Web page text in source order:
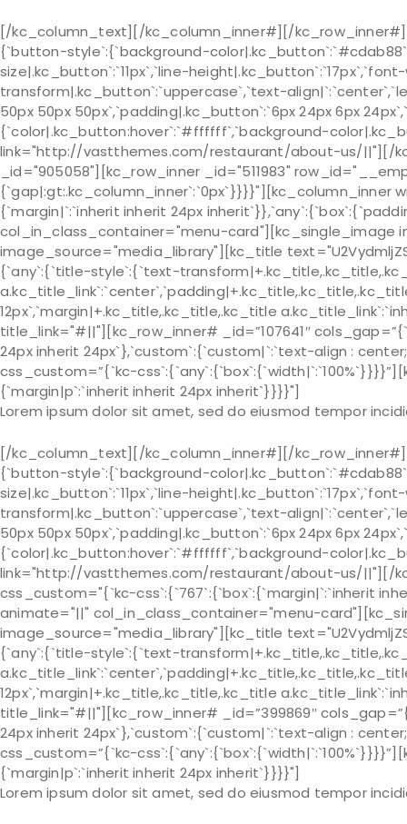
[/kc_column_text][/kc_column_inner#][/
{`button-style`:{`background-
size|.kc_button`:`11px`,`line-
transform|.kc_button`:`uppercase`,`text-
50px 50px 50px`,`padding|.kc_button`:`6px 24px 6px
{`color|.kc_button:hover`:`#ffffff`,`background-
link="http://vastthemes.com/restaurant/about-us/||"][/
_id="905058"][kc_row_inner _id="511983"
{`gap|:gt:.kc_column_inner`:`0px`}}}}"][kc_column_inner
{`margin|`:`inherit inherit 24px
col_in_class_container="menu-card"][kc_single_image
image_source="media_library"][kc_title
{`any`:{`title-style`:{`text-
12px`,`margin|+.kc_title,.kc_title,.kc_title
title_link="#||"][kc_row_inner# _id=”107641″
24px inherit 24px`},`custom`:{`custom|`:`text-align :
css_custom=”{`kc-
{`margin|p`:`inherit inherit 24px inherit`}}}}"]
Lorem ipsum dolor sit amet, sed do eiusmod tempor
[/kc_column_text][/kc_column_inner#][/
{`button-style`:{`background-
size|.kc_button`:`11px`,`line-
transform|.kc_button`:`uppercase`,`text-
50px 50px 50px`,`padding|.kc_button`:`6px 24px 6px
{`color|.kc_button:hover`:`#ffffff`,`background-
link="http://vastthemes.com/restaurant/about-us/||"][/
css_custom="{`kc-css`:{`767`:{`box`:{`margin|`:`inherit
animate="||" col_in_class_container="menu-
image_source="media_library"][kc_title
{`any`:{`title-style`:{`text-
12px`,`margin|+.kc_title,.kc_title,.kc_title
title_link="#||"][kc_row_inner# _id=”399869″
24px inherit 24px`},`custom`:{`custom|`:`text-align :
css_custom=”{`kc-
{`margin|p`:`inherit inherit 24px inherit`}}}}"]
Lorem ipsum dolor sit amet, sed do eiusmod tempor